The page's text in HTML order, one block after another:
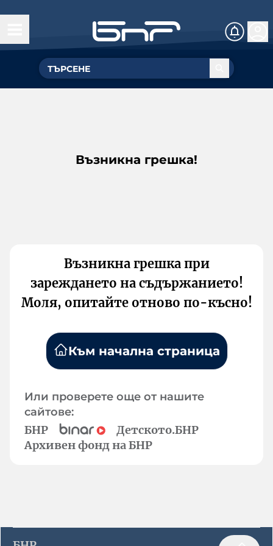
Възникна грешка!
Възникна грешка при
зареждането на съдържанието!
Моля, опитайте отново по-късно!
Към начална страница
Или проверете още от нашите
сайтове:
БНР
Детското.БНР
Архивен фонд на БНР